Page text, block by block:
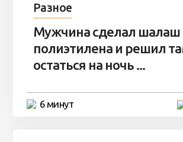
Разное
Мужчина сделал шалаш
полиэтилена и решил
остаться на ночь ...
6 минут